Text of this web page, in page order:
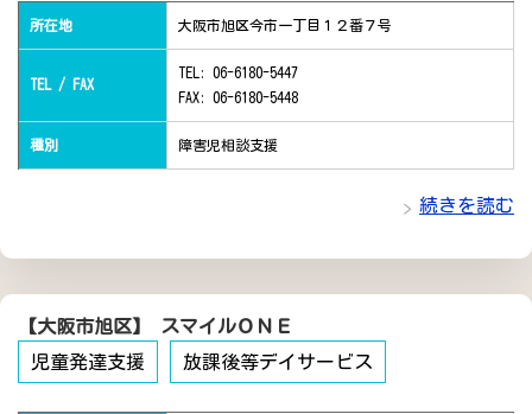
所在地 大阪市旭区今市一丁目１２番７号
TEL / FAX
TEL: 06-6180-5447
FAX: 06-6180-5448
種別 障害児相談支援
続きを読む
【大阪市旭区】 スマイルＯＮＥ
児童発達支援
放課後等デイサービス